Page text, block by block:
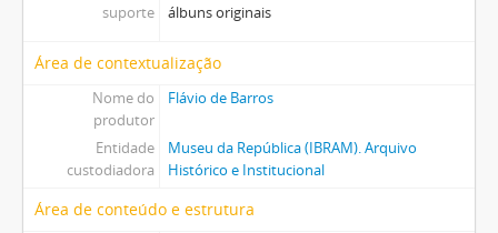
suporte
álbuns originais
Área de contextualização
Nome do
produtor
Flávio de Barros
Entidade
custodiadora
Museu da República (IBRAM). Arquivo
Histórico e Institucional
Área de conteúdo e estrutura